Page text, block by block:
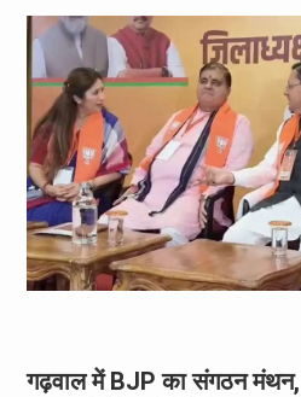
गढ़वाल में BJP का संगठन